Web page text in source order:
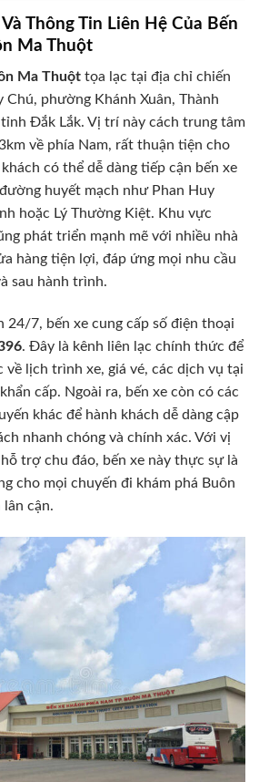
Thông Tin Liên Hệ Của Bến
Ma Thuột
Ma Thuột tọa lạc tại địa chỉ chiến
Chú, phường Khánh Xuân, Thành
Đắk Lắk. Vị trí này cách trung tâm
về phía Nam, rất thuận tiện cho
có thể dễ dàng tiếp cận bến xe
huyết mạch như Phan Huy
hoặc Lý Thường Kiệt. Khu vực
phát triển mạnh mẽ với nhiều nhà
hàng tiện lợi, đáp ứng mọi nhu cầu
sau hành trình.
7, bến xe cung cấp số điện thoại
. Đây là kênh liên lạc chính thức để
về lịch trình xe, giá vé, các dịch vụ tại
cấp. Ngoài ra, bến xe còn có các
khác để hành khách dễ dàng cập
nhanh chóng và chính xác. Với vị
trợ chu đáo, bến xe này thực sự là
cho mọi chuyến đi khám phá Buôn
cận.